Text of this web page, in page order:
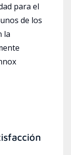
para el
de los
la